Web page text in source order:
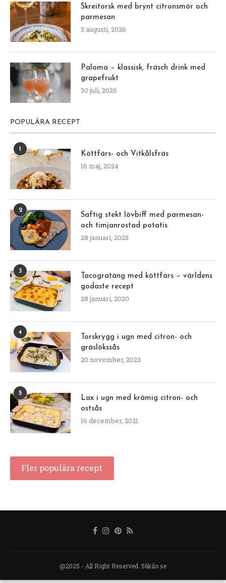
Skreitorsk med brynt citronsmör och
parmesan
3 augusti, 2026
Paloma – klassisk, fräsch drink med
grapefrukt
30 juli, 2026
POPULÄRA RECEPT
Köttfärs- och Vitkålsfräs
16 maj, 2024
2
Saftig stekt lövbiff med parmesan-
och timjanrostad potatis
28 januari, 2025
3
Tacogratäng med köttfärs – världens
godaste recept
28 januari, 2020
4
Torskrygg i ugn med citron- och
gräslökssås
20 november, 2023
5
Lax i ugn med krämig citron- och
ostsås
16 december, 2021
Fler populära recept
@2025 - All Right Reserved. 56kilo.se